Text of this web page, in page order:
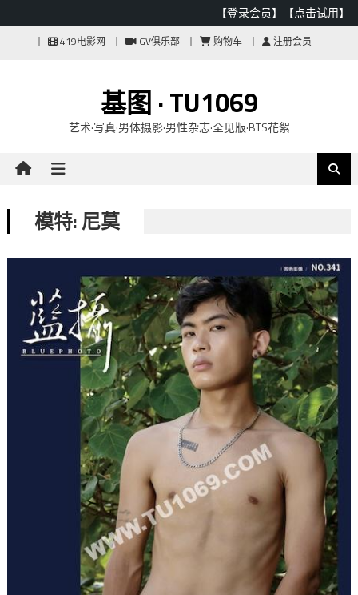
【登录会员】 【点击试用】
419电影网 GV俱乐部 购物车 注册会员
基图 · TU1069
艺术·写真·男体摄影·男性杂志·全见版·BTS花絮
模特: 尼莫